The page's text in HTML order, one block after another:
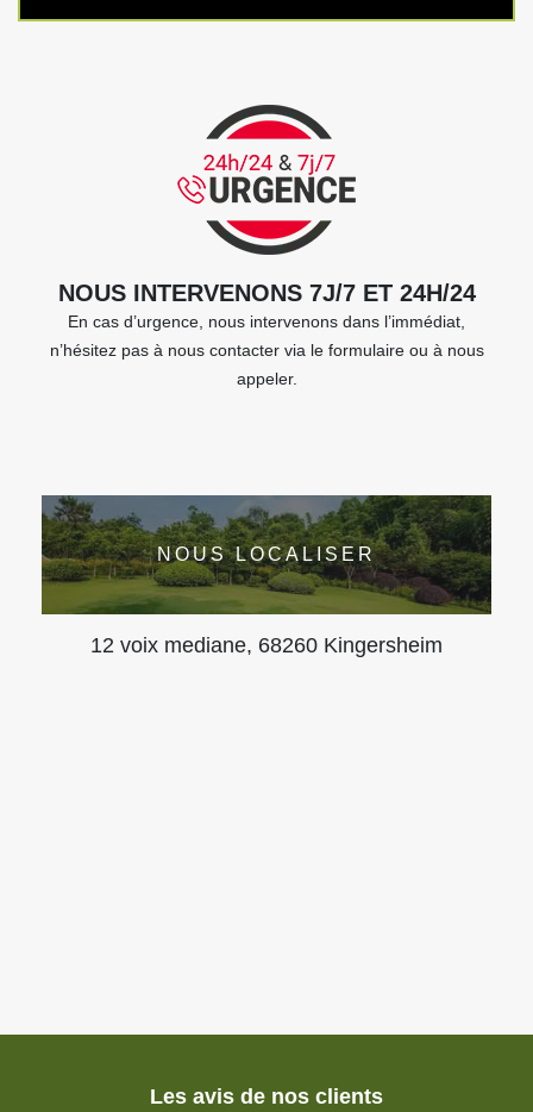
NOUS INTERVENONS 7J/7 ET 24H/24
En cas d’urgence, nous intervenons dans l’immédiat,
n’hésitez pas à nous contacter via le formulaire ou à nous
appeler.
NOUS LOCALISER
12 voix mediane, 68260 Kingersheim
Les avis de nos clients